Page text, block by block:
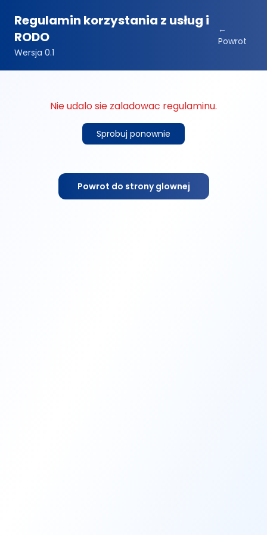
Regulamin korzystania z usług i
RODO
Wersja 0.1
←
Powrot
Nie udalo sie zaladowac regulaminu.
Sprobuj ponownie
Powrot do strony glownej